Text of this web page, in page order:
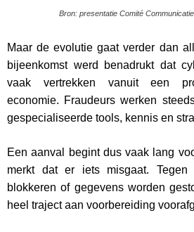
Bron: presentatie Comité
Maar de evolutie gaat verder dan
bijeenkomst werd benadrukt dat
vaak vertrekken vanuit een
economie. Fraudeurs werken
gespecialiseerde tools, kennis en
Een aanval begint dus vaak lang
merkt dat er iets misgaat.
blokkeren of gegevens worden
heel traject aan voorbereiding